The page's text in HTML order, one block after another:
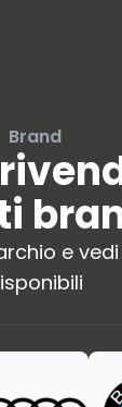
Brand
e